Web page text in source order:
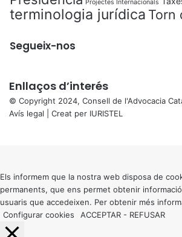
Projectes Internacionals
terminologia jurídica Torn
Segueix-nos
Enllaços d’interés
© Copyright 2024, Consell de l'Advocacia
Avís legal | Creat per IURISTEL
button
Els informem que la nostra web disposa de
permanents, que ens permet obtenir
usuaris que accedeixen. Per obtenir més
Configurar cookies
ACCEPTAR - REFUSAR